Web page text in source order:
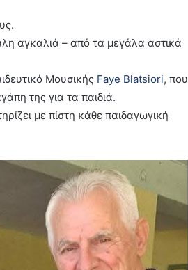
αγκαλιά – από τα μεγάλα αστικά
Μουσικής Faye Blatsiori, που
της για τα παιδιά.
με πίστη κάθε παιδαγωγική